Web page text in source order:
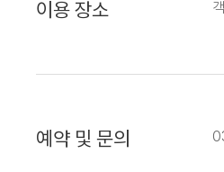
이용 장소
예약 및 문의